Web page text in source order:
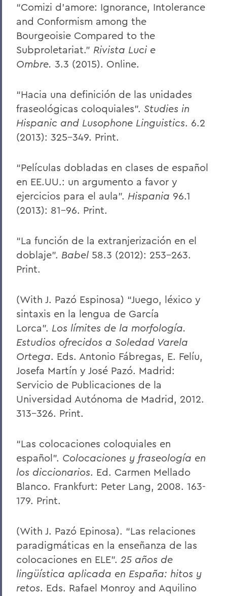
“Comizi d’amore: Ignorance, Intolerance
and Conformism among the
Bourgeoisie Compared to the
Subproletariat.” Rivista Luci e
Ombre. 3.3 (2015). Online.
“Hacia una definición de las unidades
fraseológicas coloquiales”. Studies in
Hispanic and Lusophone Linguistics. 6.2
(2013): 325-349. Print.
“Películas dobladas en clases de español
en EE.UU.: un argumento a favor y
ejercicios para el aula”. Hispania 96.1
(2013): 81-96. Print.
“La función de la extranjerización en el
doblaje”. Babel 58.3 (2012): 253-263.
Print.
(With J. Pazó Espinosa) “Juego, léxico y
sintaxis en la lengua de García
Lorca”. Los límites de la morfología.
Estudios ofrecidos a Soledad Varela
Ortega. Eds. Antonio Fábregas, E. Felíu,
Josefa Martín y José Pazó. Madrid:
Servicio de Publicaciones de la
Universidad Autónoma de Madrid, 2012.
313-326. Print.
“Las colocaciones coloquiales en
español”. Colocaciones y fraseología en
los diccionarios. Ed. Carmen Mellado
Blanco. Frankfurt: Peter Lang, 2008. 163-
179. Print.
(With J. Pazó Epinosa). “Las relaciones
paradigmáticas en la enseñanza de las
colocaciones en ELE”. 25 años de
lingüística aplicada en España: hitos y
retos. Eds. Rafael Monroy and Aquilino